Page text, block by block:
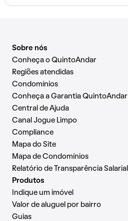
Sobre nós
Conheça o QuintoAndar
Regiões atendidas
Condomínios
Conheça a Garantia QuintoAndar
Central de Ajuda
Canal Jogue Limpo
Compliance
Mapa do Site
Mapa de Condomínios
Relatório de Transparência Salarial
Produtos
Indique um imóvel
Valor de aluguel por bairro
Guias